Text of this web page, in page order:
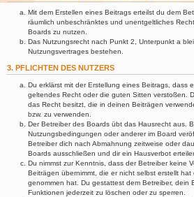
Mit dem Erstellen eines Beitrags erteilst du dem
räumlich unbeschränktes und unentgeltliches
Boards zu nutzen.
Das Nutzungsrecht nach Punkt 2, Unterpunkt a
Nutzungsvertrages bestehen.
3. PFLICHTEN DES NUTZERS
Du erklärst mit der Erstellung eines Beitrags, dass
geltendes Recht oder die guten Sitten verstoßen.
das Recht besitzt, die in deinen Beiträgen
bzw. zu verwenden.
Der Betreiber des Boards übt das Hausrecht aus.
Nutzungsbedingungen oder anderer im Board
Betreiber dich nach Abmahnung zeitweise oder
Boards ausschließen und dir ein Hausverbot
Du nimmst zur Kenntnis, dass der Betreiber keine
Beiträgen übernimmt, die er nicht selbst erstellt
genommen hat. Du gestattest dem Betreiber, dein
Funktionen jederzeit zu löschen oder zu sperren.